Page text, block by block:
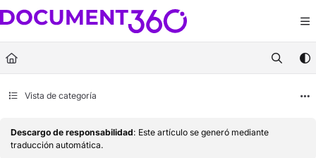
Documentation Index
Fetch the complete documentation index at:https://docs.document360.com/
Use this file to discover all available pages before exploring further.
Vista de categoría
Descargo de responsabilidad: Este artículo se generó mediante
traducción automática.